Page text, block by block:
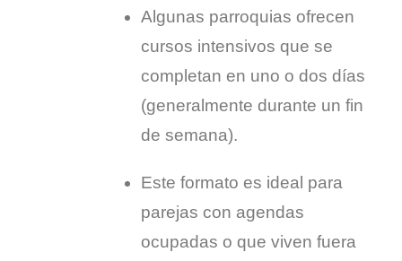
Algunas parroquias ofrecen
cursos intensivos que se
completan en uno o dos días
(generalmente durante un fin
de semana).
Este formato es ideal para
parejas con agendas
ocupadas o que viven fuera